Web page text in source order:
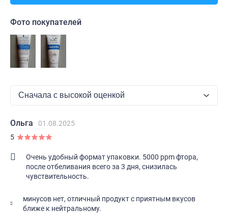
Фото покупателей
Ольга
01.08.2025
5
Очень удобный формат упаковки. 5000 ррm фтора,
после отбеливания всего за 3 дня, снизилась
чувствительность.
минусов нет, отличный продукт с приятным вкусов
ближе к нейтральному.